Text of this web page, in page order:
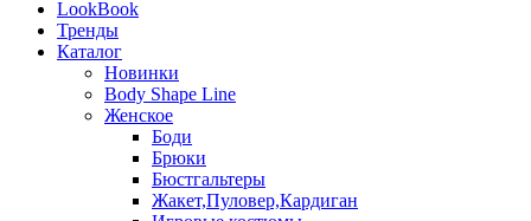
LookBook
Тренды
Каталог
Новинки
Body Shape Line
Женское
Боди
Брюки
Бюстгальтеры
Жакет,Пуловер,Кардиган